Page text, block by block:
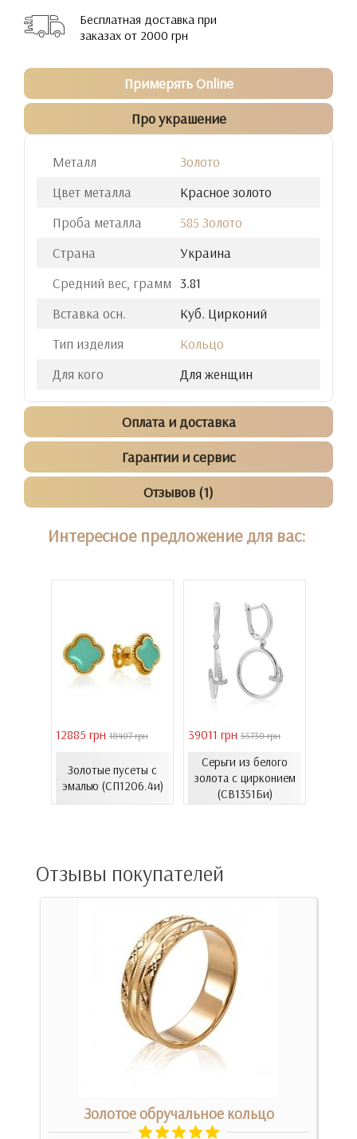
Бесплатная доставка при
заказах от 2000 грн
Примерять Online
Про украшение
Металл
Золото
Цвет металла
Красное золото
Проба металла
585 Золото
Страна
Украина
Средний вес, грамм 3.81
Вставка осн.
Куб. Цирконий
Тип изделия
Кольцо
Для кого
Для женщин
Оплата и доставка
Гарантии и сервис
Отзывов (1)
Интересное предложение для вас:
12885 грн 18407 грн
Золотые пусеты с
эмалью (СП1206.4и)
39011 грн 55730 грн
Серьги из белого
золота с цирконием
(СВ1351Би)
Отзывы покупателей
Золотое обручальное кольцо